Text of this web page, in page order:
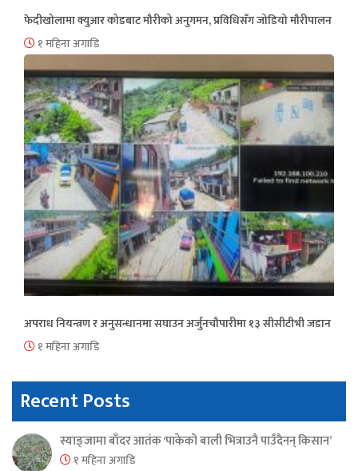
फेदीखोलामा क्युआर कोडबाट मौरीको अनुगमन, प्रविधिसँग जोडियो मौरीपालन
१ महिना अगाडि
अपराध नियन्त्रण र अनुसन्धानमा सघाउन अर्जुनचौपारीमा १३ सीसीटीभी जडान
१ महिना अगाडि
Recent Posts
स्याङ्जामा बाँदर आतंक ‘पाकेको बाली भित्राउनै पाउँदैनन् किसान’
१ महिना अगाडि